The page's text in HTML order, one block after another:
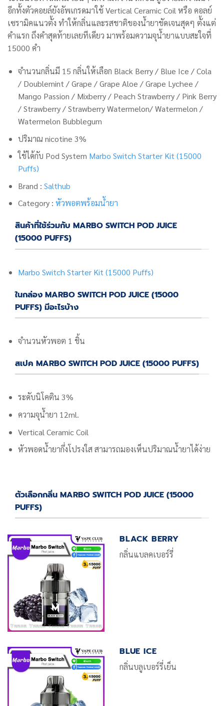
อีกทั้งตัวคอยล์ยังอัพเกรดมาใช้ Vertical Ceramic Coil หรือ คอลย์
เซรามิคแนวตั้ง ทำให้กลิ่นและรสชาติของน้ำยาชัดเจนสุดๆ ตั้งแต่
คำแรก ถึงคำสุดท้ายเลยทีเดียว มาพร้อมความจุน้ำยาแบบสะใจที่
15000 คำ
จำนวนกลิ่นมี 15 กลิ่นให้เลือก Black Berry / Blue Ice / Cola
/ Doublemint / Grape / Grape Aloe / Grape Lychee /
Mango Passion / Mixberry / Peach Strawberry / Pink Berry
/ Strawberry / Strawberry Watermelon/ Watermelon /
Watermelon Bubblegum
ปริมาณ nicotine 3%
ใช้ได้กับ Pod System Marbo Switch Starter Kit (15000
Puffs)
Brand : Salthub
Category : หัวพอตพร้อมน้ำยา
สินค้าที่ใช้ร่วมกับ MARBO SWITCH POD JUICE
(15000 PUFFS)
Marbo Switch Starter Kit (15000 Puffs)
ในกล่อง MARBO SWITCH POD JUICE (15000
PUFFS) มีอะไรบ้าง
จำนวนหัวพอต 1 ชิ้น
สเปค MARBO SWITCH POD JUICE (15000 PUFFS)
ระดับนิโคติน 3%
ความจุน้ำยา 12ml.
Vertical Ceramic Coil
หัวพอดน้ำยากึ่งโปรงใส สามารถมองเห็นปริมาณน้ำยาได้ง่าย
ตัวเลือกกลิ่น MARBO SWITCH POD JUICE (15000
PUFFS)
BLACK BERRY
กลิ่นแบลคเบอร์รี่
BLUE ICE
กลิ่นบลูเบอร์รี่เย็น